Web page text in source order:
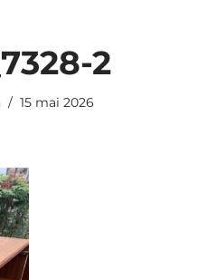
2
15 mai 2026